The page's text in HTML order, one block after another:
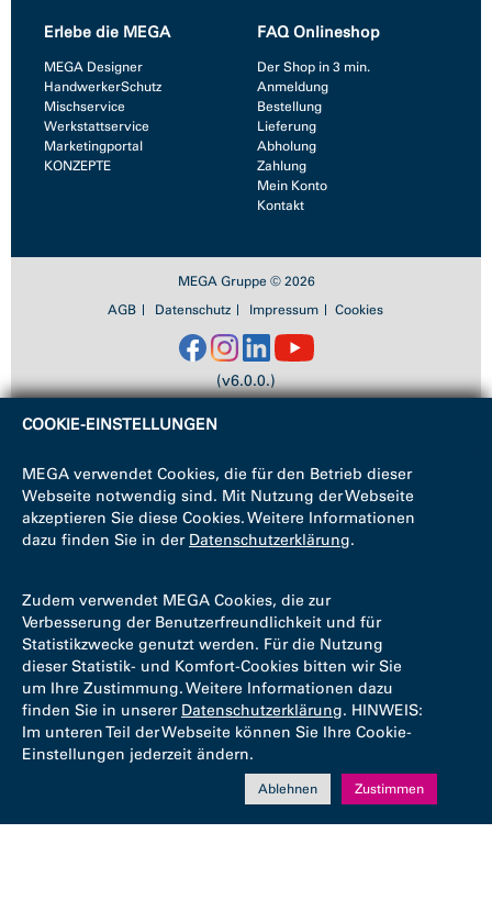
Erlebe die MEGA
MEGA Designer
HandwerkerSchutz
Mischservice
Werkstattservice
Marketingportal
KONZEPTE
FAQ Onlineshop
Der Shop in 3 min.
Anmeldung
Bestellung
Lieferung
Abholung
Zahlung
Mein Konto
Kontakt
MEGA Gruppe © 2026
AGB
Datenschutz Impressum Cookies
(v6.0.0.)
COOKIE-EINSTELLUNGEN
MEGA verwendet Cookies, die für den Betrieb dieser
Webseite notwendig sind. Mit Nutzung der Webseite
akzeptieren Sie diese Cookies. Weitere Informationen
dazu finden Sie in der Datenschutzerklärung.
Zudem verwendet MEGA Cookies, die zur
Verbesserung der Benutzerfreundlichkeit und für
Statistikzwecke genutzt werden. Für die Nutzung
dieser Statistik- und Komfort-Cookies bitten wir Sie
um Ihre Zustimmung. Weitere Informationen dazu
finden Sie in unserer Datenschutzerklärung. HINWEIS:
Im unteren Teil der Webseite können Sie Ihre Cookie-
Einstellungen jederzeit ändern.
Zustimmen
Ablehnen